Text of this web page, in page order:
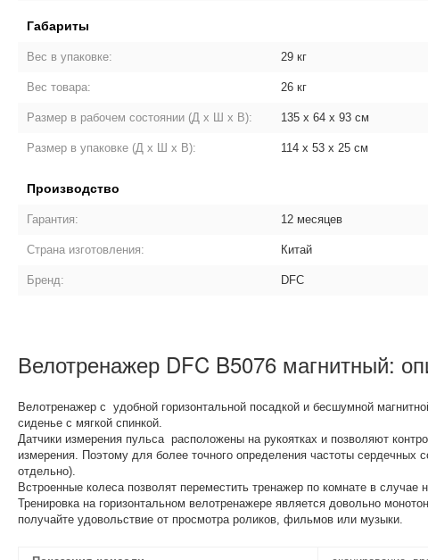
Габариты
Вес в упаковке: 29 кг
Вес товара: 26 кг
Размер в рабочем состоянии (Д х Ш х В): 135 х 64 х 93 см
Размер в упаковке (Д х Ш х В): 114 х 53 х 25 см
Производство
Гарантия: 12 месяцев
Страна изготовления: Китай
Бренд: DFC
Велотренажер DFC B5076 магнитный:
Велотренажер с удобной горизонтальной посадкой и бесшумной
сиденье с мягкой спинкой.
Датчики измерения пульса расположены на рукоятках и позволяют
измерения. Поэтому для более точного определения частоты
отдельно).
Встроенные колеса позволят переместить тренажер по комнате в случае
Тренировка на горизонтальном велотренажере является довольно
получайте удовольствие от просмотра роликов, фильмов или музыки.